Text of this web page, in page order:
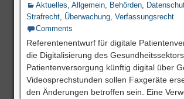
Aktuelles, Allgemein, Behörden,
Strafrecht, Überwachung, Verfassungsrecht
Comments
Referentenentwurf für digitale
die Digitalisierung des
Patientenversorgung künftig digital über
Videosprechstunden sollen Faxgeräte
den Änderungen betroffen sein. Eine